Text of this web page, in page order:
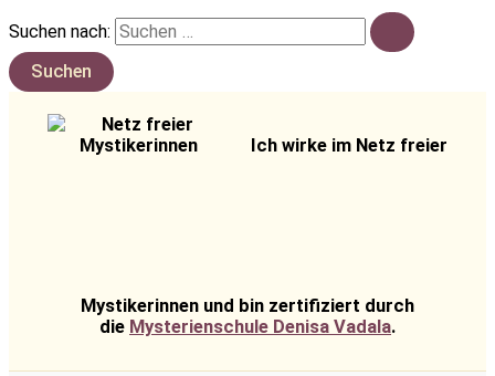
Suchen nach:
Ich wirke im Netz freier
Mystikerinnen und bin zertifiziert durch
die Mysterienschule Denisa Vadala.